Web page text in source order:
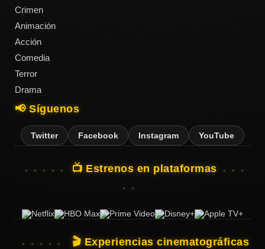
Crimen
Animación
Acción
Comedia
Terror
Drama
📢 Síguenos
Twitter Facebook Instagram YouTube
📺 Estrenos en plataformas
🎬 Experiencias cinematográficas